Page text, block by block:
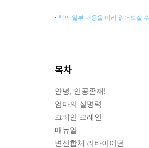
책의 일부 내용을 미리 읽어보실
목차
안녕, 인공존재!
엄마의 설명력
크레인 크레인
매뉴얼
변신합체 리바이어던